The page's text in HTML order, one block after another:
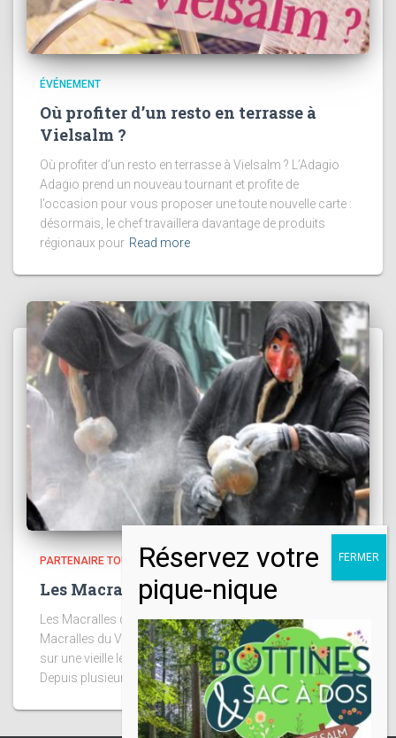
ÉVÉNEMENT
Où profiter d’un resto en terrasse à
Vielsalm ?
Où profiter d’un resto en terrasse à Vielsalm ? L’Adagio
Adagio prend un nouveau tournant et profite de
l’occasion pour vous proposer une toute nouvelle carte :
désormais, le chef travaillera davantage de produits
régionaux pour Read more
PARTENAIRE TOURISTIQUE
Les Macralles du Val de Salm
Les Macralles du Val de Salm Le groupe folklorique « Les
Macralles du Val de Salm » a été créé en 1955. Il se base
sur une vieille légende locale : la légende de Gustine Maka.
Depuis plusieurs
Read more